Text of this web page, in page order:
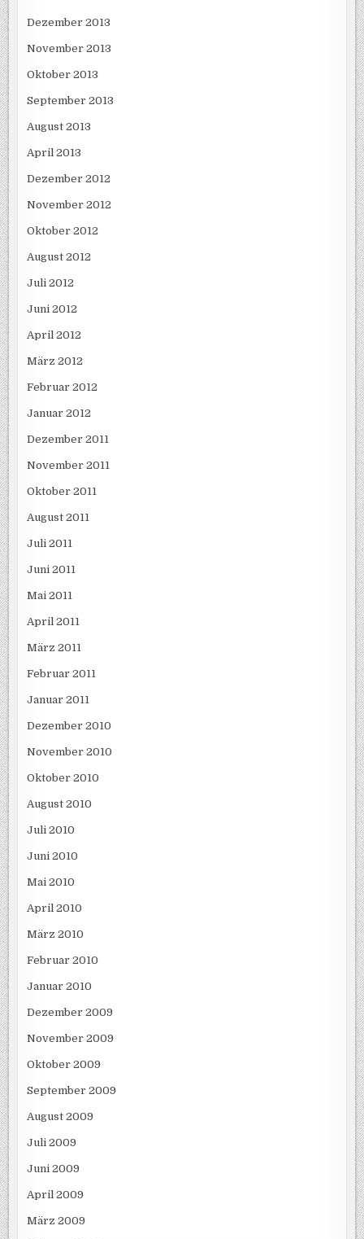
Dezember 2013
November 2013
Oktober 2013
September 2013
August 2013
April 2013
Dezember 2012
November 2012
Oktober 2012
August 2012
Juli 2012
Juni 2012
April 2012
März 2012
Februar 2012
Januar 2012
Dezember 2011
November 2011
Oktober 2011
August 2011
Juli 2011
Juni 2011
Mai 2011
April 2011
März 2011
Februar 2011
Januar 2011
Dezember 2010
November 2010
Oktober 2010
August 2010
Juli 2010
Juni 2010
Mai 2010
April 2010
März 2010
Februar 2010
Januar 2010
Dezember 2009
November 2009
Oktober 2009
September 2009
August 2009
Juli 2009
Juni 2009
April 2009
März 2009